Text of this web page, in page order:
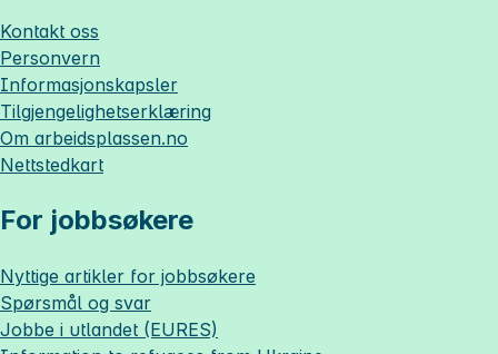
Kontakt oss
Personvern
Informasjonskapsler
Tilgjengelighetserklæring
Om arbeidsplassen.no
Nettstedkart
For jobbsøkere
Nyttige artikler for jobbsøkere
Spørsmål og svar
Jobbe i utlandet (EURES)